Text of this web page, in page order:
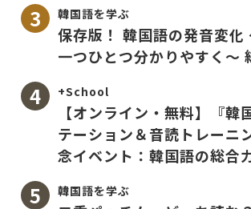
韓国語を学ぶ
保存版！ 韓国語の発音変化
一つひとつ分かりやすく〜
+School
【オンライン・無料】『韓
テーション＆音読トレーニ
念イベント：韓国語の総合
韓国語を学ぶ